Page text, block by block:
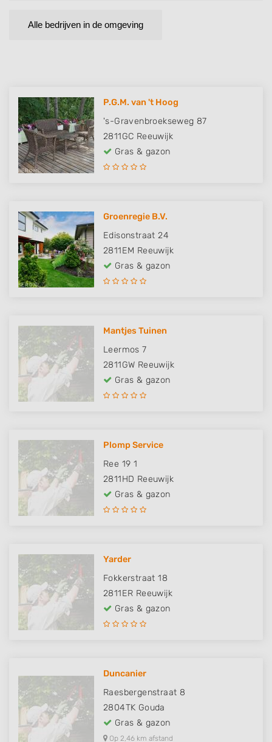
Alle bedrijven in de omgeving
P.G.M. van 't Hoog
's-Gravenbroekseweg 87
2811GC Reeuwijk
Gras & gazon
Groenregie B.V.
Edisonstraat 24
2811EM Reeuwijk
Gras & gazon
Mantjes Tuinen
Leermos 7
2811GW Reeuwijk
Gras & gazon
Plomp Service
Ree 19 1
2811HD Reeuwijk
Gras & gazon
Yarder
Fokkerstraat 18
2811ER Reeuwijk
Gras & gazon
Duncanier
Raesbergenstraat 8
2804TK Gouda
Gras & gazon
Op 2,46 km afstand